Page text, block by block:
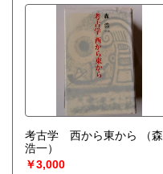
考古学 西から東から
（森
浩一）
￥3,000